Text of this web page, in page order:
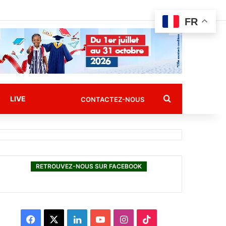
LIVE CONTACTEZ-NOUS Rechercher
RETROUVEZ-NOUS SUR FACEBOOK
L
I
FR